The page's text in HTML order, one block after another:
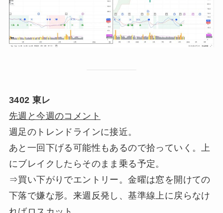
3402 東レ
先週と今週のコメント
週足のトレンドラインに接近。
あと一回下げる可能性もあるので拾っていく。上
にブレイクしたらそのまま乗る予定。
⇒買い下がりでエントリー。金曜は窓を開けての
下落で嫌な形。来週反発し、基準線上に戻らなけ